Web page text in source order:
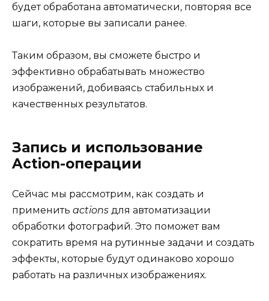
будет обработана автоматически, повторяя все
шаги, которые вы записали ранее.
Таким образом, вы сможете быстро и
эффективно обрабатывать множество
изображений, добиваясь стабильных и
качественных результатов.
Запись и использование
Action-операции
Сейчас мы рассмотрим, как создать и
применить actions для автоматизации
обработки фотографий. Это поможет вам
сократить время на рутинные задачи и создать
эффекты, которые будут одинаково хорошо
работать на различных изображениях.